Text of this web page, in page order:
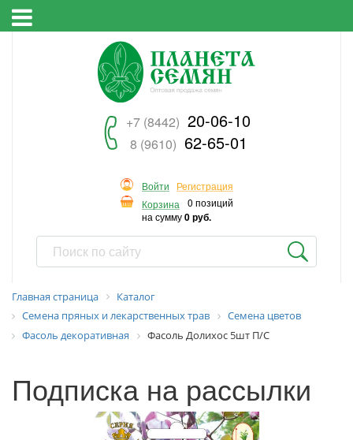
+7 (8442) 20-06-10
8 (9610) 62-65-01
Войти
Регистрация
Корзина
0 позиций
на сумму0 руб.
Главная страница
Каталог
Семена пряных и лекарственных трав
Семена цветов
Фасоль декоративная
Фасоль Долихос 5шт П/С
Подписка на рассылки